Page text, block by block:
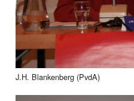
J.H. Blankenberg (PvdA)